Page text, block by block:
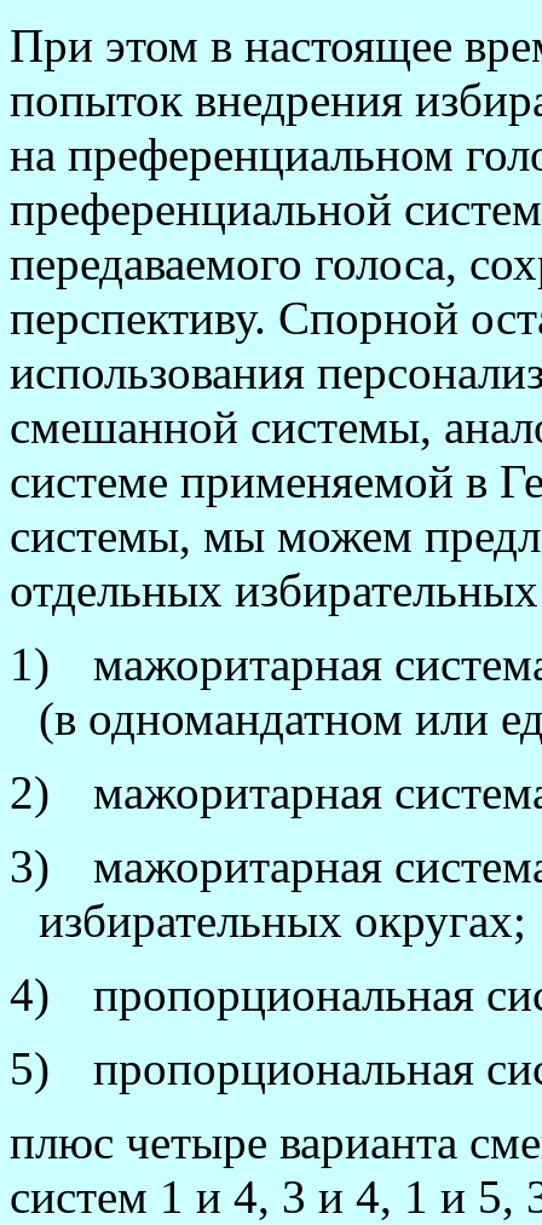
При этом в настоящее
попыток внедрения
на преференциальном
преференциальной
передаваемого голоса,
перспективу. Спорной
использования
смешанной системы,
системе применяемой в
системы, мы можем
отдельных
1)
мажоритарная
(в одномандатном или
2)
мажоритарная
3)
мажоритарная
избирательных округах;
4)
пропорциональная
5)
пропорциональная
плюс четыре варианта
систем 1 и 4, 3 и 4, 1 и 5,